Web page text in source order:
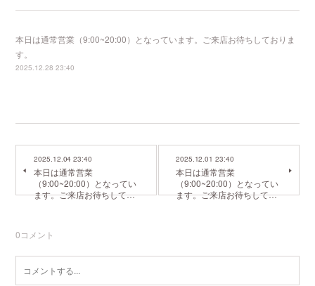
本日は通常営業（9:00~20:00）となっています。ご来店お待ちしておりま
す。
2025.12.28 23:40
2025.12.04 23:40
本日は通常営業
（9:00~20:00）となってい
ます。ご来店お待ちして…
2025.12.01 23:40
本日は通常営業
（9:00~20:00）となってい
ます。ご来店お待ちして…
0コメント